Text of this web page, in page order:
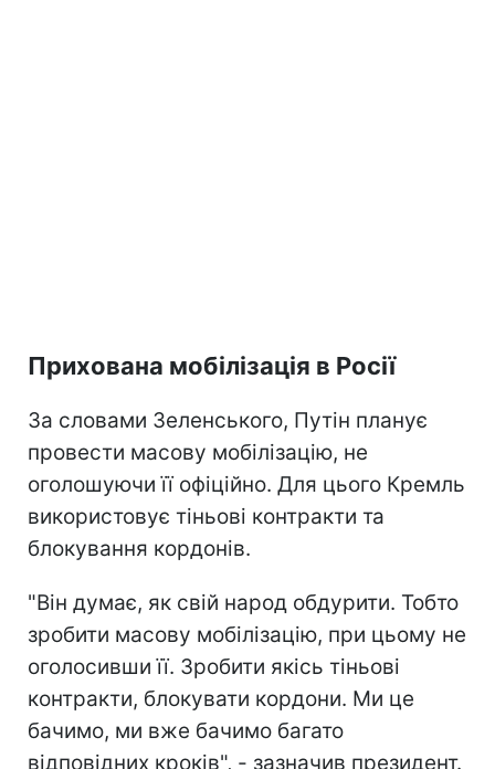
Прихована мобілізація в Росії
За словами Зеленського, Путін планує
провести масову мобілізацію, не
оголошуючи її офіційно. Для цього Кремль
використовує тіньові контракти та
блокування кордонів.
"Він думає, як свій народ обдурити. Тобто
зробити масову мобілізацію, при цьому не
оголосивши її. Зробити якісь тіньові
контракти, блокувати кордони. Ми це
бачимо, ми вже бачимо багато
відповідних кроків", - зазначив президент.